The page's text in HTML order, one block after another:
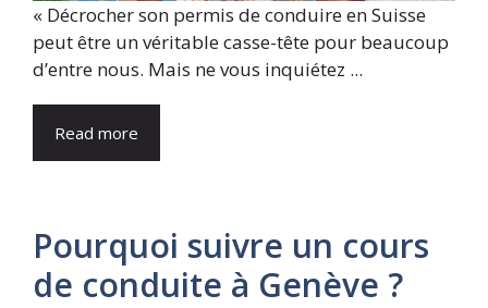
« Décrocher son permis de conduire en Suisse
peut être un véritable casse-tête pour beaucoup
d’entre nous. Mais ne vous inquiétez ...
Read more
Pourquoi suivre un cours
de conduite à Genève ?